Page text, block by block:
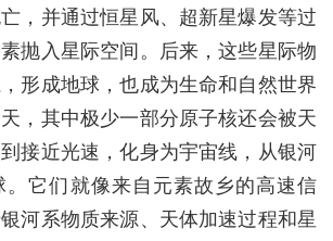
，并通过恒星风、超新星爆发等过
抛入星际空间。后来，这些星际物
形成地球，也成为生命和自然世界
，其中极少一部分原子核还会被天
接近光速，化身为宇宙线，从银河
。它们 就像来自 元素故乡的高速信
河系物质来源、天体加速过程和星